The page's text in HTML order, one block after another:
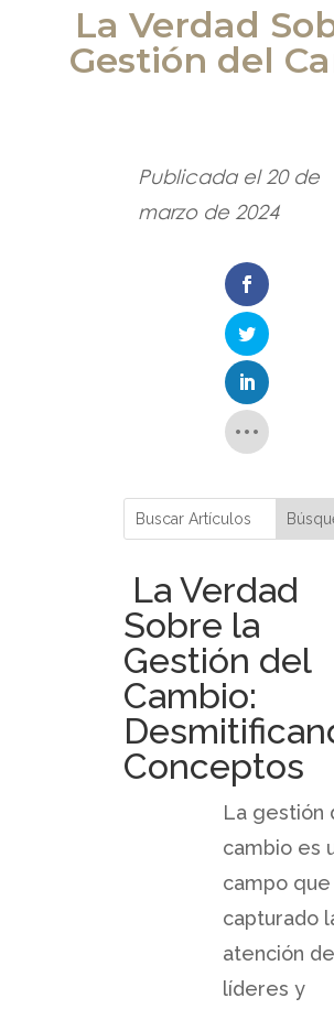
La Verdad
Gestión del
Publicada el 20 de
marzo de 2024
La Verdad
Sobre la
Gestión del
Cambio:
Conceptos
La gestión
cambio es
campo que
capturado
atención de
líderes y